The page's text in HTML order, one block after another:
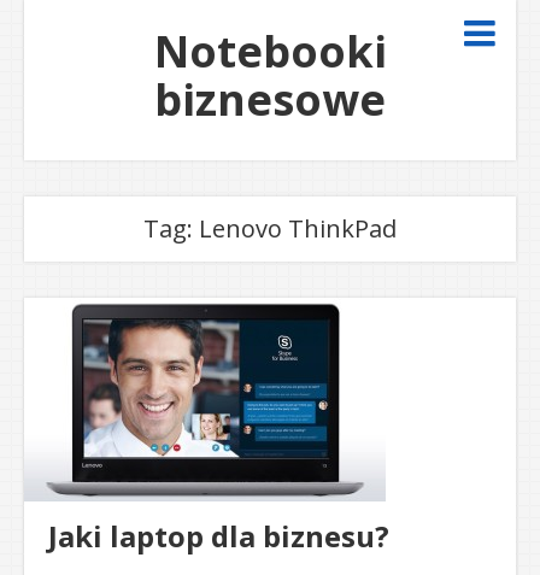
Notebooki
biznesowe
Tag: Lenovo ThinkPad
Jaki laptop dla biznesu?